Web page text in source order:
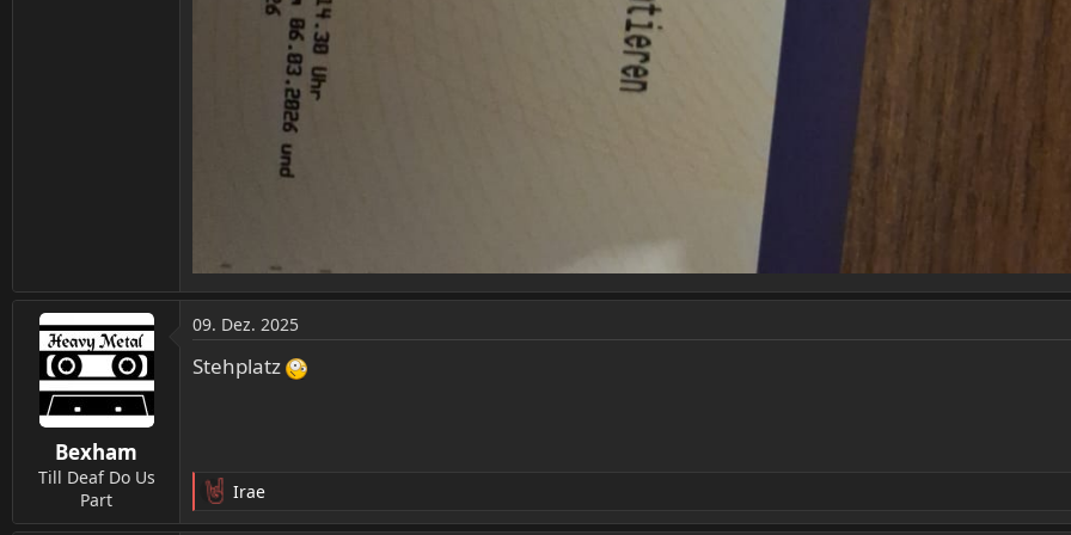
Bexham
Till Deaf Do Us
Part
09. Dez. 2025
Stehplatz
R
e
Irae